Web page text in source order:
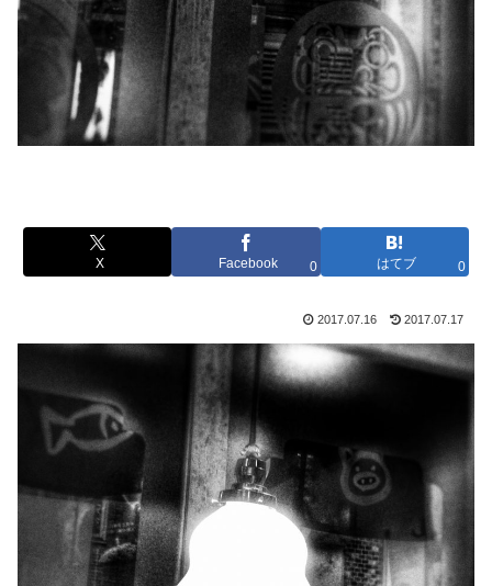
X Facebook 0 はてブ 0
2017.07.16 2017.07.17